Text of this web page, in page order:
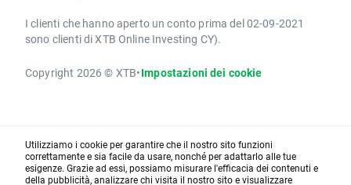
I clienti che hanno aperto un conto prima del 02-09-2021
sono clienti di XTB Online Investing CY).
Copyright 2026 © XTB•Impostazioni dei cookie
Utilizziamo i cookie per garantire che il nostro sito funzioni
correttamente e sia facile da usare, nonché per adattarlo alle tue
esigenze. Grazie ad essi, possiamo misurare l'efficacia dei contenuti e
della pubblicità, analizzare chi visita il nostro sito e visualizzare